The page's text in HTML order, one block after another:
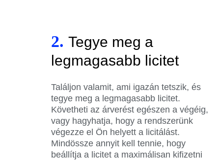
2. Tegye meg a
legmagasabb licitet
Találjon valamit, ami igazán tetszik, és
tegye meg a legmagasabb licitet.
Követheti az árverést egészen a végéig,
vagy hagyhatja, hogy a rendszerünk
végezze el Ön helyett a licitálást.
Mindössze annyit kell tennie, hogy
beállítja a licitet a maximálisan kifizetni